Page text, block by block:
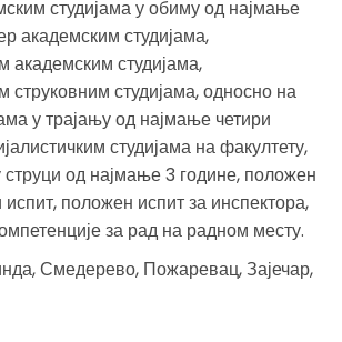
студијама у обиму од најмање
академским студијама,
академским студијама,
струковним студијама, односно на
у трајању од најмање четири
студијама на факултету,
струци од најмање 3 године, положен
положен испит за инспектора,
за рад на радном месту.
Смедерево, Пожаревац, Зајечар,